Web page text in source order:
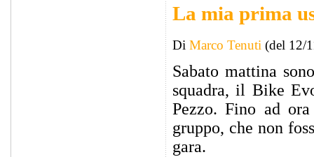
La mia prima
Di Marco Tenuti (del 12/
Sabato mattina
squadra, il Bike
Pezzo. Fino ad
gruppo, che non
gara.